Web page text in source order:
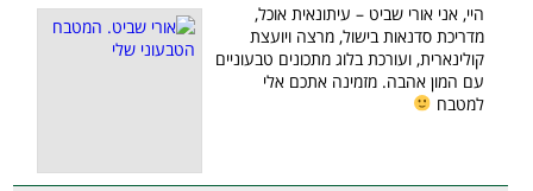
היי, אני אורי שביט – עיתונאית אוכל,
מדריכת סדנאות בישול, מרצה ויועצת
קולינארית, ועורכת בלוג מתכונים טבעוניים
עם המון אהבה. מזמינה אתכם אלי
למטבח